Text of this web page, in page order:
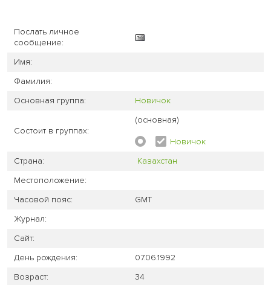
Послать личное
сообщение:
Имя:
Фамилия:
Основная группа:
Новичок
Состоит в группах:
(основная)
Новичок
Страна:
Казахстан
Местоположение:
Часовой пояс:
GMT
Журнал:
Сайт:
День рождения:
07.06.1992
Возраст:
34